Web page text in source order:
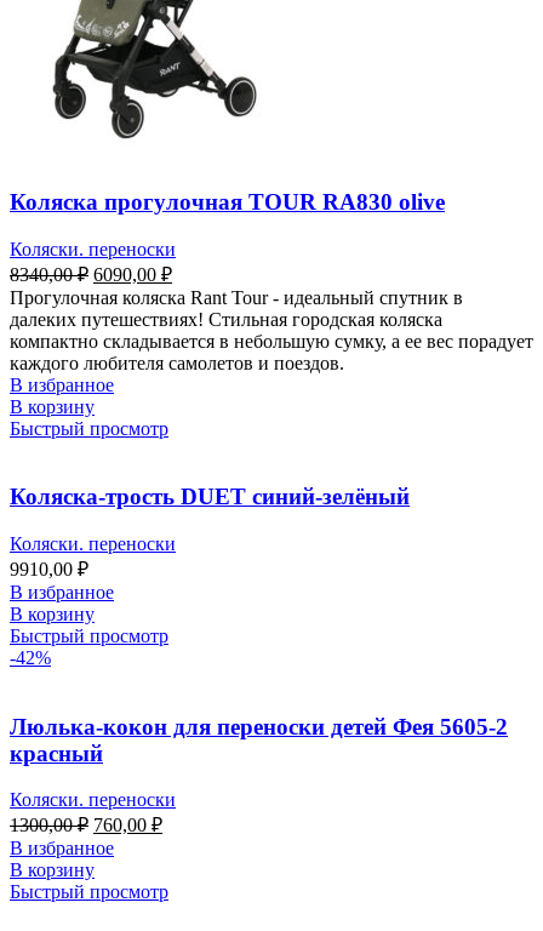
Коляска прогулочная TOUR RA830 olive
Коляски. переноски
8340,00₽ 6090,00 ₽
Прогулочная коляска Rant Tour - идеальный спутник в
далеких путешествиях! Стильная городская коляска
компактно складывается в небольшую сумку, а ее вес порадует
каждого любителя самолетов и поездов.
В избранное
В корзину
Быстрый просмотр
Коляска-трость DUET синий-зелёный
Коляски. переноски
9910,00 ₽
В избранное
В корзину
Быстрый просмотр
-42%
Люлька-кокон для переноски детей Фея 5605-2
красный
Коляски. переноски
1300,00₽ 760,00 ₽
В избранное
В корзину
Быстрый просмотр